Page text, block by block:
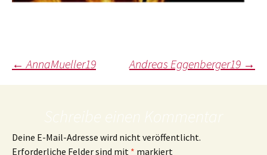
Beitragsnavigation
← AnnaMueller19 Andreas Eggenberger19 →
Schreibe einen Kommentar
Deine E-Mail-Adresse wird nicht veröffentlicht.
Erforderliche Felder sind mit * markiert